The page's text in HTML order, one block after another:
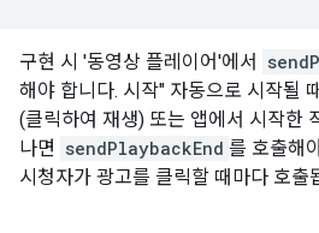
구현 시 '동영상 플레이어'에서
해야 합니다. 시작" 자동으로 시작될
(클릭하여 재생) 또는 앱에서 시작한
나면 sendPlaybackEnd 를 호출해
시청자가 광고를 클릭할 때마다 호출